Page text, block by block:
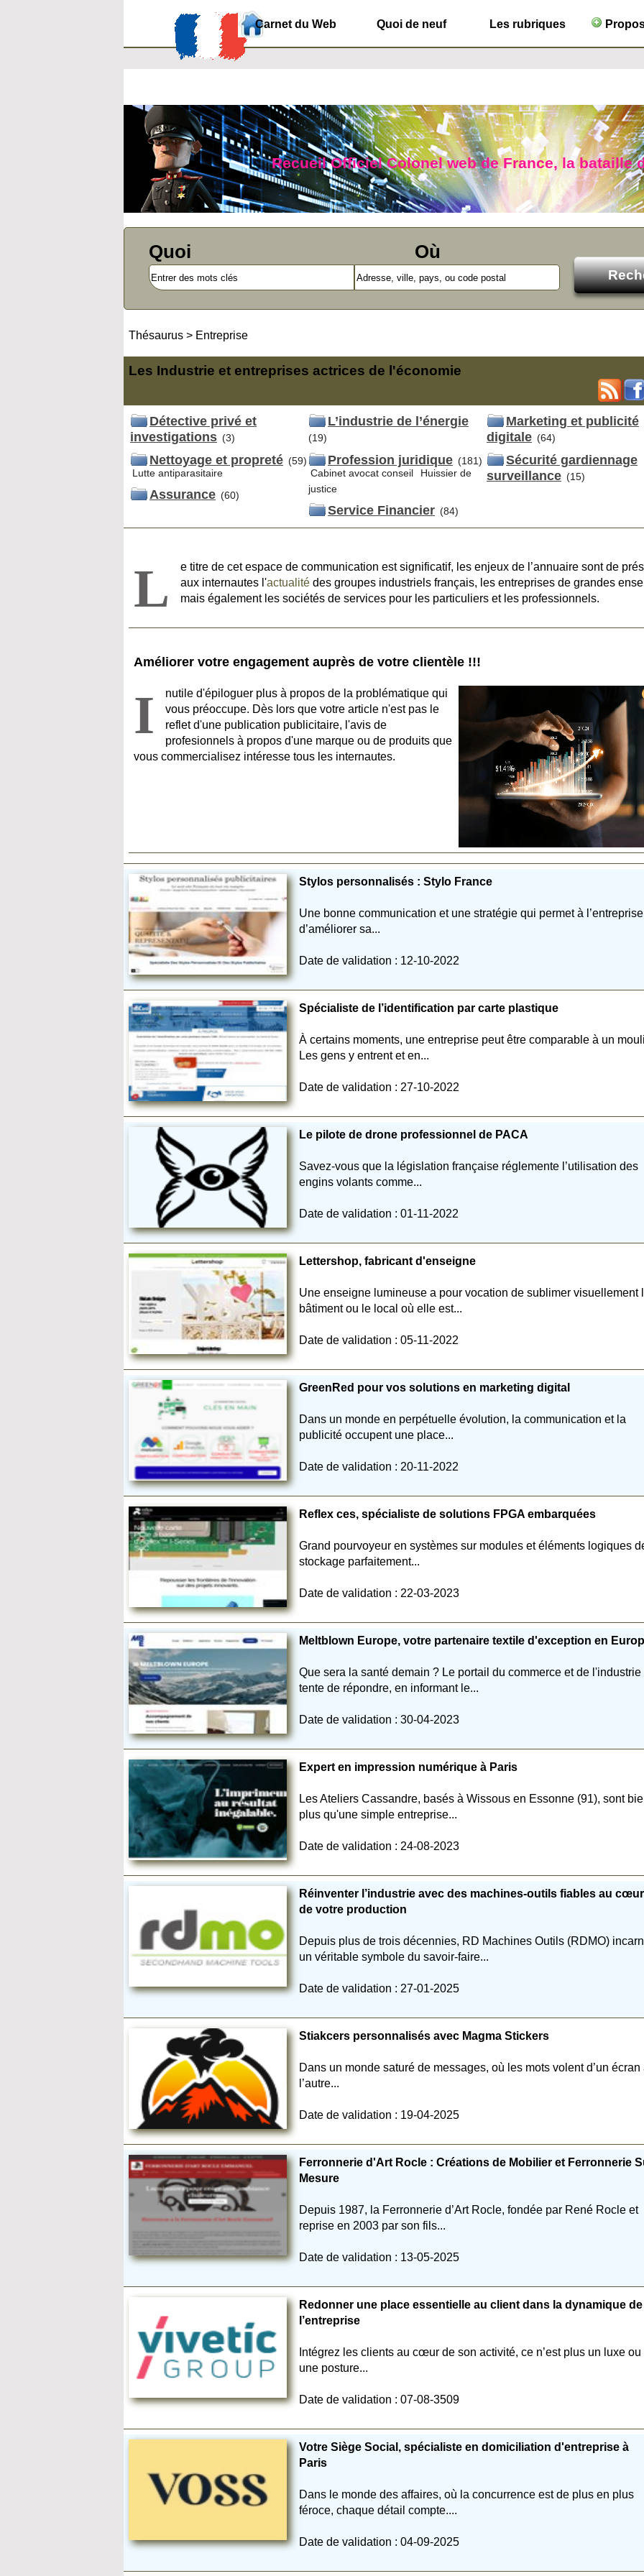
Carnet du Web Quoi de neuf Les rubriques
Recueil Officiel Colonel web de France, la bataille
Quoi Où
Thésaurus > Entreprise
Les Industrie et entreprises actrices de l'économie
Détective privé et
investigations (3)
Nettoyage et propreté (59)
Lutte antiparasitaire
Assurance (60)
L’industrie de l’énergie
(19)
Profession juridique (181)
Cabinet avocat conseil
Huissier de
justice
Service Financier (84)
Marketing et publicité
digitale (64)
Sécurité gardiennage
surveillance (15)
L
e titre de cet espace de communication est significatif, les enjeux de l’annuaire sont de
aux internautes l'actualité des groupes industriels français, les entreprises de grandes
mais également les sociétés de services pour les particuliers et les professionnels.
Améliorer votre engagement auprès de votre clientèle !!!
I
nutile d'épiloguer plus à propos de la problématique qui
vous préoccupe. Dès lors que votre article n'est pas le
reflet d'une publication publicitaire, l'avis de
profesionnels à propos d'une marque ou de produits que
vous commercialisez intéresse tous les internautes.
Stylos personnalisés : Stylo France
Une bonne communication et une stratégie qui permet à l’entreprise
d’améliorer sa...
Date de validation : 12-10-2022
Spécialiste de l’identification par carte plastique
À certains moments, une entreprise peut être comparable à un
Les gens y entrent et en...
Date de validation : 27-10-2022
Le pilote de drone professionnel de PACA
Savez-vous que la législation française réglemente l’utilisation des
engins volants comme...
Date de validation : 01-11-2022
Lettershop, fabricant d'enseigne
Une enseigne lumineuse a pour vocation de sublimer visuellement
bâtiment ou le local où elle est...
Date de validation : 05-11-2022
GreenRed pour vos solutions en marketing digital
Dans un monde en perpétuelle évolution, la communication et la
publicité occupent une place...
Date de validation : 20-11-2022
Reflex ces, spécialiste de solutions FPGA embarquées
Grand pourvoyeur en systèmes sur modules et éléments logiques
stockage parfaitement...
Date de validation : 22-03-2023
Meltblown Europe, votre partenaire textile d'exception en
Que sera la santé demain ? Le portail du commerce et de l'industrie
tente de répondre, en informant le...
Date de validation : 30-04-2023
Expert en impression numérique à Paris
Les Ateliers Cassandre, basés à Wissous en Essonne (91), sont
plus qu'une simple entreprise...
Date de validation : 24-08-2023
Réinventer l’industrie avec des machines-outils fiables au cœur
de votre production
Depuis plus de trois décennies, RD Machines Outils (RDMO)
un véritable symbole du savoir-faire...
Date de validation : 27-01-2025
Stiakcers personnalisés avec Magma Stickers
Dans un monde saturé de messages, où les mots volent d’un écran
l’autre...
Date de validation : 19-04-2025
Ferronnerie d'Art Rocle : Créations de Mobilier et Ferronnerie
Mesure
Depuis 1987, la Ferronnerie d’Art Rocle, fondée par René Rocle et
reprise en 2003 par son fils...
Date de validation : 13-05-2025
Redonner une place essentielle au client dans la dynamique de
l’entreprise
Intégrez les clients au cœur de son activité, ce n’est plus un luxe ou
une posture...
Date de validation : 07-08-3509
Votre Siège Social, spécialiste en domiciliation d'entreprise à
Paris
Dans le monde des affaires, où la concurrence est de plus en plus
féroce, chaque détail compte....
Date de validation : 04-09-2025